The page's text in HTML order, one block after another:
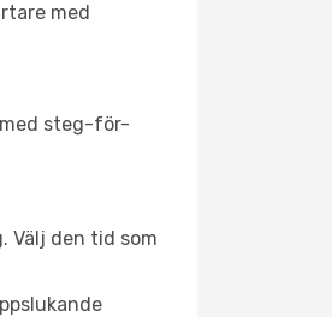
med
steg-för-
Välj den tid som